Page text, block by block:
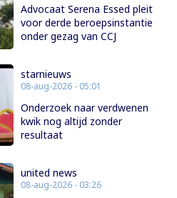
Advocaat Serena Essed pleit
voor derde beroepsinstantie
onder gezag van CCJ
starnieuws
08-aug-2026 - 05:01
Onderzoek naar verdwenen
kwik nog altijd zonder
resultaat
united news
08-aug-2026 - 03:26